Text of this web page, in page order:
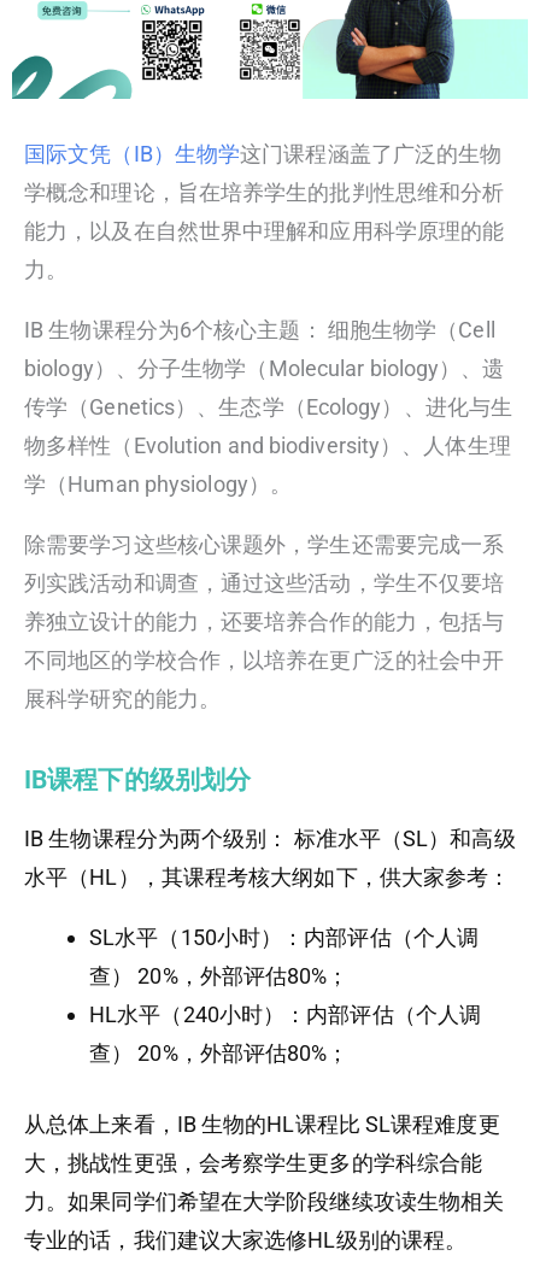
国际文凭（IB）生物学这门课程涵盖了广泛的生物
学概念和理论，旨在培养学生的批判性思维和分析
能力，以及在自然世界中理解和应用科学原理的能
力。
IB 生物课程分为6个核心主题： 细胞生物学（Cell
biology）、分子生物学（Molecular biology）、遗
传学（Genetics）、生态学（Ecology）、进化与生
物多样性（Evolution and biodiversity）、人体生理
学（Human physiology）。
除需要学习这些核心课题外，学生还需要完成一系
列实践活动和调查，通过这些活动，学生不仅要培
养独立设计的能力，还要培养合作的能力，包括与
不同地区的学校合作，以培养在更广泛的社会中开
展科学研究的能力。
IB课程下的级别划分
IB 生物课程分为两个级别： 标准水平（SL）和高级
水平（HL），其课程考核大纲如下，供大家参考：
SL水平（150小时）：内部评估（个人调
查） 20%，外部评估80%；
HL水平（240小时）：内部评估（个人调
查） 20%，外部评估80%；
从总体上来看，IB 生物的HL课程比 SL课程难度更
大，挑战性更强，会考察学生更多的学科综合能
力。如果同学们希望在大学阶段继续攻读生物相关
专业的话，我们建议大家选修HL级别的课程。